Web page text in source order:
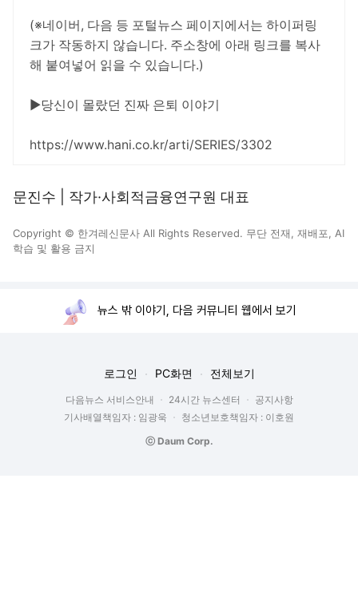
(※네이버, 다음 등 포털뉴스 페이지에서는 하이퍼링
크가 작동하지 않습니다. 주소창에 아래 링크를 복사
해 붙여넣어 읽을 수 있습니다.)
▶당신이 몰랐던 진짜 은퇴 이야기
https://www.hani.co.kr/arti/SERIES/3302
문진수 | 작가·사회적금융연구원 대표
Copyright © 한겨레신문사 All Rights Reserved. 무단 전재, 재배포, AI
학습 및 활용 금지
뉴스 밖 이야기, 다음 커뮤니티 웹에서 보기
로그인 PC화면 전체보기
다음뉴스 서비스안내 24시간 뉴스센터
공지사항
기사배열책임자 : 임광욱
청소년보호책임자 : 이호원
ⓒ Daum Corp.